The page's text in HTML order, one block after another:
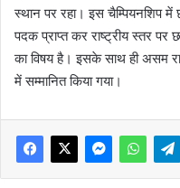
स्थान पर रहा। इस चैम्पियनशिप
पदक प्राप्त कर राष्ट्रीय स्तर पर
का विषय है। इसके साथ ही असम
में सम्मानित किया गया।